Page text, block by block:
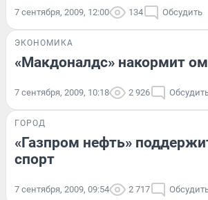
7 сентября, 2009, 12:00 134 Обсудить
ЭКОНОМИКА
«Макдоналдс» накормит
7 сентября, 2009, 10:18 2 926
ГОРОД
«Газпром нефть»
спорт
7 сентября, 2009, 09:54 2 717